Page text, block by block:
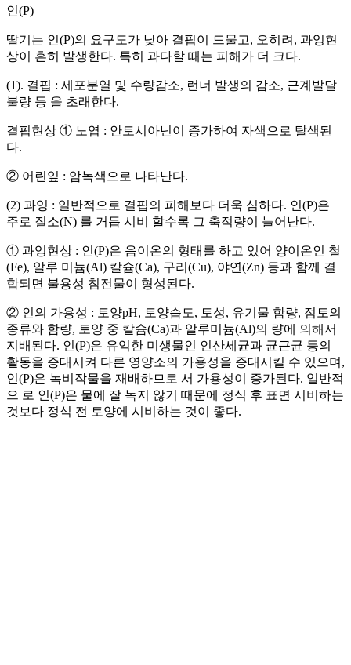
인(P)
딸기는 인(P)의 요구도가 낮아 결핍이 드물고, 오히려, 과잉현
상이 흔히 발생한다. 특히 과다할 때는 피해가 더 크다.
(1). 결핍 : 세포분열 및 수량감소, 런너 발생의 감소, 근계발달
불량 등 을 초래한다.
결핍현상 ① 노엽 : 안토시아닌이 증가하여 자색으로 탈색된
다.
② 어린잎 : 암녹색으로 나타난다.
(2) 과잉 : 일반적으로 결핍의 피해보다 더욱 심하다. 인(P)은
주로 질소(N) 를 거듭 시비 할수록 그 축적량이 늘어난다.
① 과잉현상 : 인(P)은 음이온의 형태를 하고 있어 양이온인 철
(Fe), 알루 미늄(Al) 칼슘(Ca), 구리 (Cu), 야연(Zn) 등과 함께 결
합되면 불용성 침전물이 형성된다.
② 인의 가용성 : 토양pH, 토양습도, 토성, 유기물 함량, 점토의
종류와 함량, 토양 중 칼슘(Ca)과 알루미늄(Al)의 량에 의해서
지배된다. 인(P)은 유익한 미생물인 인산세균과 균근균 등의
활동을 증대시켜 다른 영양소의 가용성을 증대시킬 수 있으며,
인(P)은 녹비작물을 재배하므로 서 가용성이 증가된다. 일반적
으 로 인(P)은 물에 잘 녹지 않기 때문에 정식 후 표면 시비하는
것보다 정식 전 토양에 시비하는 것이 좋다.